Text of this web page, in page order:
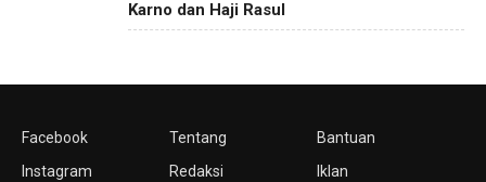
Karno dan Haji Rasul
Facebook
Instagram
Tentang
Redaksi
Bantuan
Iklan